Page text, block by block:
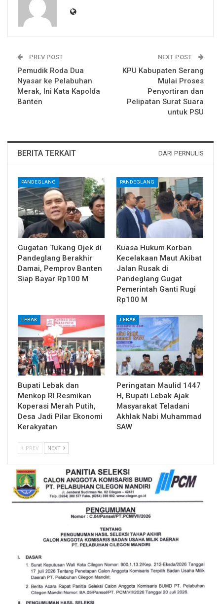
PREV POST
Pemudik Roda Dua
Nyasar ke Pelabuhan
Merak, Ini Kata Kapolda
Banten
NEXT POST
KPU Kabupaten Serang
Mulai Proses
Penyortiran dan
Pelipatan Surat Suara
untuk PSU
BERITA TERKAIT DARI PERNULIS
PANDEGLANG
Gugatan Tukang Ojek di
Pandeglang Berakhir
Damai, Pemprov Banten
Siap Bayar Rp100 M
PANDEGLANG
Kuasa Hukum Korban
Kecelakaan Maut Akibat
Jalan Rusak di
Pandeglang Gugat
Pemerintah Ganti Rugi
Rp100 M
LEBAK
Bupati Lebak dan
Menkop RI Resmikan
Koperasi Merah Putih,
Desa Jadi Pilar Ekonomi
Kerakyatan
LEBAK
Peringatan Maulid 1447
H, Bupati Lebak Ajak
Masyarakat Teladani
Akhlak Nabi Muhammad
SAW
PREV NEXT